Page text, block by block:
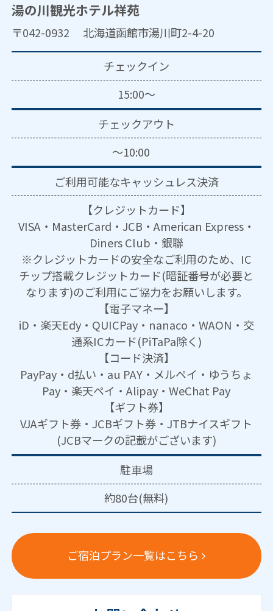
湯の川観光ホテル祥苑
〒042-0932 北海道函館市湯川町2-4-20
チェックイン
15:00～
チェックアウト
～10:00
ご利用可能なキャッシュレス決済
【クレジットカード】
VISA・MasterCard・JCB・American Express・
Diners Club・銀聯
※クレジットカードの安全なご利用のため、IC
チップ搭載クレジットカード(暗証番号が必要と
なります)のご利用にご協力をお願いします。
【電子マネー】
iD・楽天Edy・QUICPay・nanaco・WAON・交
通系ICカード(PiTaPa除く)
【コード決済】
PayPay・d払い・au PAY・メルペイ・ゆうちょ
Pay・楽天ペイ・Alipay・WeChat Pay
【ギフト券】
VJAギフト券・JCBギフト券・JTBナイスギフト
(JCBマークの記載がございます)
駐車場
約80台(無料)
ご宿泊プラン一覧はこちら